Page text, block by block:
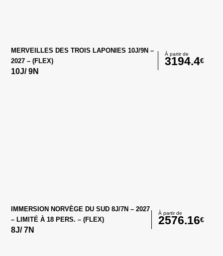
MERVEILLES DES TROIS LAPONIES 10J/9N –
2027 – (FLEX)
10J/9N
À partir de
3194.4€
IMMERSION NORVÈGE DU SUD 8J/7N – 2027
– LIMITÉ À 18 PERS. – (FLEX)
8J/7N
À partir de
2576.16€